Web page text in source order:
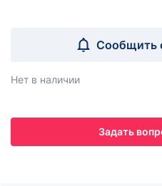
Сообщить
Нет в наличии
Задать